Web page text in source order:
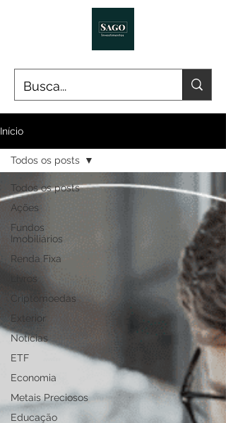
Início
Todos os posts
Ações
Fundos
Imobiliários
Renda Fixa
Livros
Criptomoedas
Exterior
Notícias
ETF
Economia
Metais Preciosos
Educação
Todos os posts